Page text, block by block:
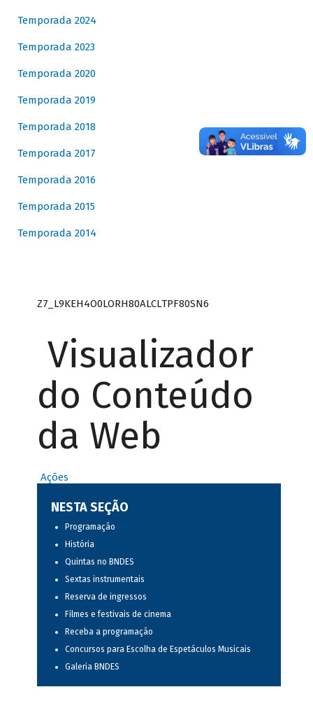
Temporada 2024
Temporada 2023
Temporada 2020
Temporada 2019
Temporada 2018
Temporada 2017
Temporada 2016
Temporada 2015
Temporada 2014
Z7_L9KEH4O0LORH80ALCLTPF80SN6
Visualizador
do Conteúdo
da Web
Ações
NESTA SEÇÃO
Programação
História
Quintas no BNDES
Sextas instrumentais
Reserva de ingressos
Filmes e festivais de cinema
Receba a programação
Concursos para Escolha de Espetáculos Musicais
Galeria BNDES